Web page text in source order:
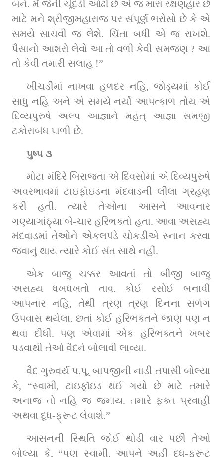
બને. મેં જેની ચૂંદડી ઓઢી છે એ જ મારા રક્ષણહાર છે
માટે મને શ્રીજીમહારાજ પર સંપૂર્ણ ભરોસો છે કે એ
સમયે સાચવી જ લેશે. ચિંતા બધી એ જ રાખશે.
પૈસાનો આશરો લેવો આ તો વળી કેવી સમજણ ? આ
તો કેવી તમારી સલાહ !”
ખીચડીમાં નાખવા હળદર નહિ, જોડ્યમાં કોઈ
સાધુ નહિ અને એ સમયે નર્યો આપત્કાળ તોય એ
દિવ્યપુરુષે અલ્પ આજ્ઞાને મહત્‌ આજ્ઞા સમજી
ટકોરાબંધ પાળી છે.
પુષ્પ ૩
મોટા મંદિરે બિરાજતા એ દિવસોમાં એ દિવ્યપુરુષે
અવરભાવમાં ટાઇફૉઇડના મંદવાડની લીલા ગ્રહણ
કરી હતી. ત્યારે તેઓના આસને આવનાર
ગણ્યાગાંઠ્યા બે-ચાર હરિભક્તો હતા. આવા અસહ્ય
મંદવાડમાં તેઓને એકલપંડે ચોકડીએ સ્નાન કરવા
જવાનું થાય ત્યારે કોઈ સંત સાથે નહીં.
એક બાજુ ચક્કર આવતાં તો બીજી બાજુ
અસહ્ય ધખધખતો તાવ. કોઈ રસોઈ બનાવી
આપનાર નહિ, તેથી ત્રણ ત્રણ દિનના સળંગ
ઉપવાસ થયેલા. છતાં કોઈ હરિભક્તને જાણ પણ ન
થવા દીધી. પણ એવામાં એક હરિભક્તને ખબર
પડવાથી તેઓ વૈદને બોલાવી લાવ્યા.
વૈદ ગુરુવર્ય પ.પૂ. બાપજીની નાડી તપાસી બોલ્યા
કે, “સ્વામી, ટાઇફૉઇડ થઈ ગયો છે માટે તમારે
અનાજ તો નહિ જ જમાય. તમારે ફક્ત પ્રવાહી
અથવા દૂધ-ફ્રૂટ લેવાશે.”
આસનની સ્થિતિ જોઈ થોડી વાર પછી તેઓ
બોલ્યા કે, “પણ સ્વામી, આપને અહીં દૂધ-ફ્રૂટ